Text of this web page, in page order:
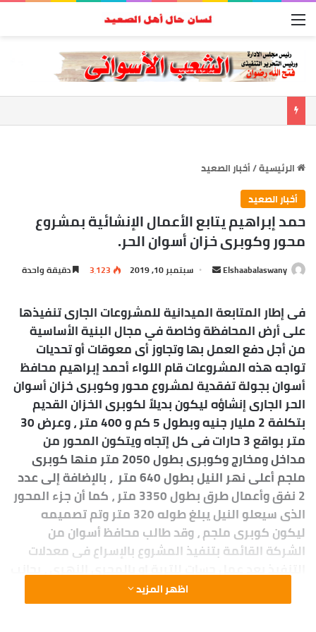
الرئيسية/أخبار الصعيد
أخبار الصعيد
حمد إبراهيم يتابع الأعمال الإنشائية بمشروع
محور وكوبرى خزان أسوان الحر.
Elshaabalaswany
ل
ب
ر
ي
د
ا
إ
ك
ت
ر
و
ن
ي
ا
سبتمبر 10, 2019 3٬123 دقيقة واحدة
فى إطار المتابعة الميدانية للمشروعات الجارى تنفيذها
على أرض المحافظة وخاصة في مجال البنية الأساسية
من أجل دفع العمل بها وتجاوز أى معوقات أو تحديات
تواجه هذه المشروعات قام اللواء أحمد إبراهيم محافظ
أسوان بجولة تفقدية لمشروع محور وكوبرى خزان أسوان
الحر الجارى إنشاؤه ليكون بديلاً لكوبرى الخزان القديم
بتكلفة 2 مليار جنيه وبطول 5 كم و 400 متر ، وعرض 30
متر بواقع 3 حارات فى كل إتجاه ويتكون المحور من
مداخل ومخارج وكوبرى بطول 2050 متر منها كوبرى
ملجم أعلى نهر النيل بطول 640 متر ، بالإضافة إلى عدد
2 نفق وأعمال طرق بطول 3350 متر ، كما أن جزء المحور
الذى سيعلو النيل يبلغ طوله 320 متر وتم تصميمه
ليكون كوبرى ملجم ، وقد طالب محافظ أسوان من
الشركة القائمة بتنفيذ المشروع بالإسراع فى معدلات
التنفيذ بعد عمل جسات للتربة او بالمجرى النهرى ، بجانب
التنسيق مع الجهات الأخرى لتسهيل العمل فى المواقع
، وأكد اللواء أحمد إبراهيم بأن ما يتم على أرض أسوان
اظهر المزيد